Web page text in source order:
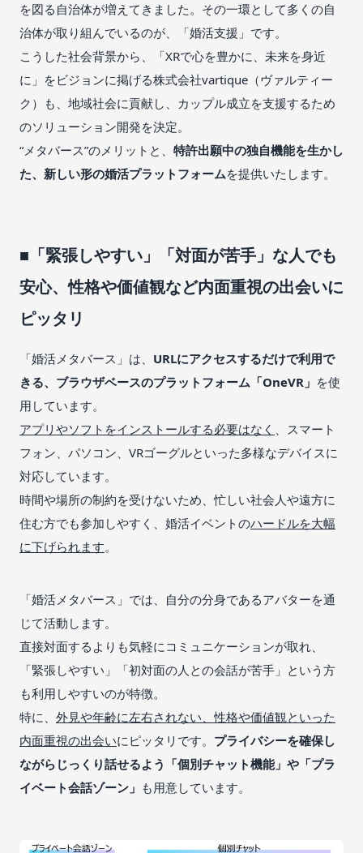
を図る自治体が増えてきました。その一環として多くの自
治体が取り組んでいるのが、「婚活支援」です。
こうした社会背景から、「XRで心を豊かに、未来を身近
に」をビジョンに掲げる株式会社vartique（ヴァルティー
ク）も、地域社会に貢献し、カップル成立を支援するため
のソリューション開発を決定。
“メタバース”のメリットと、 特許出願中の独自機能を生かし
た、新しい形の婚活プラットフォームを提供いたします。
■「緊張しやすい」「対面が苦手」な人でも
安心、性格や価値観など内面重視の出会いに
ピッタリ
「婚活メタバース」は、 URLにアクセスするだけで利用で
きる、ブラウザベースのプラットフォーム「OneVR」 を使
用しています。
アプリやソフトをインストールする必要はなく
、スマート
フォン、パソコン、VRゴーグルといった多様なデバイスに
対応しています。
時間や場所の制約を受けないため、忙しい社会人や遠方に
住む方でも参加しやすく、婚活イベントのハードルを大幅
に下げられます。
「婚活メタバース」では、自分の分身であるアバターを通
じて活動します。
直接対面するよりも気軽にコミュニケーションが取れ、
「緊張しやすい」「初対面の人との会話が苦手」という方
も利用しやすいのが特徴。
特に、 外見や年齢に左右されない、性格や価値観といった
内面重視の出会いにピッタリです。 プライバシーを確保し
ながらじっくり話せるよう「個別チャット機能」や「プラ
イベート会話ゾーン」 も用意しています。